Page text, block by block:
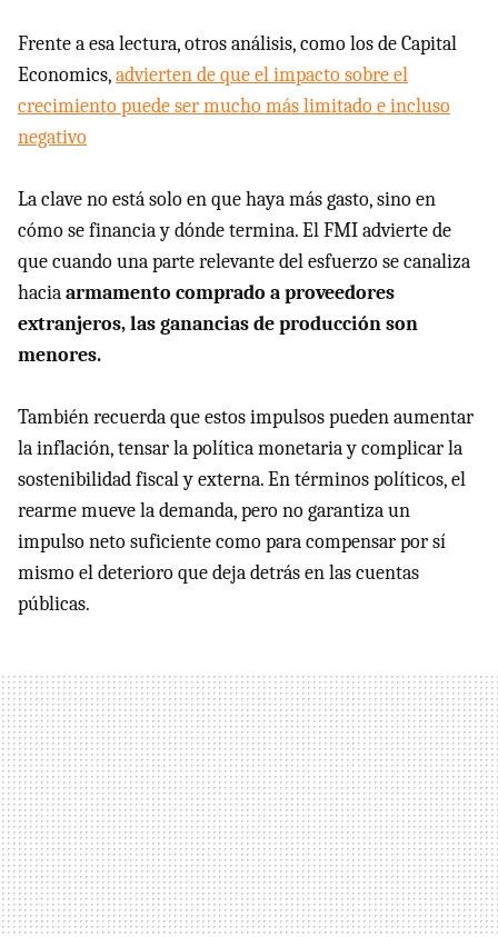
Frente a esa lectura, otros análisis, como los de Capital
Economics,advierten de que el impacto sobre el
crecimiento puede ser mucho más limitado e incluso
negativo
La clave no está solo en que haya más gasto, sino en
cómo se financia y dónde termina. El FMI advierte de
que cuando una parte relevante del esfuerzo se canaliza
haciaarmamento comprado a proveedores
extranjeros, las ganancias de producción son
menores.
También recuerda que estos impulsos pueden aumentar
la inflación, tensar la política monetaria y complicar la
sostenibilidad fiscal y externa. En términos políticos, el
rearme mueve la demanda, pero no garantiza un
impulso neto suficiente como para compensar por sí
mismo el deterioro que deja detrás en las cuentas
públicas.